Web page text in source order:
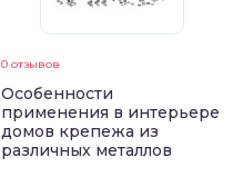
0 отзывов
Особенности
применения в интерьере
домов крепежа из
различных металлов